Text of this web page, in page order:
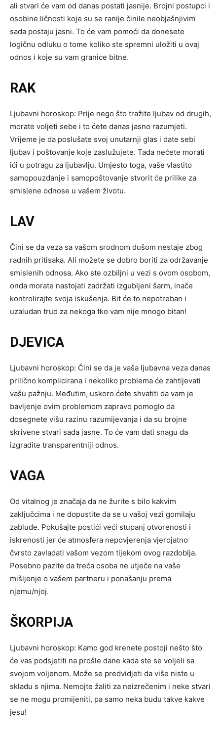
ali stvari će vam od danas postati jasnije. Brojni postupci i
osobine ličnosti koje su se ranije činile neobjašnjivim
sada postaju jasni. To će vam pomoći da donesete
logičnu odluku o tome koliko ste spremni uložiti u ovaj
odnos i koje su vam granice bitne.
RAK
Ljubavni horoskop: Prije nego što tražite ljubav od drugih,
morate voljeti sebe i to ćete danas jasno razumjeti.
Vrijeme je da poslušate svoj unutarnji glas i date sebi
ljubav i poštovanje koje zaslužujete. Tada nećete morati
ići u potragu za ljubavlju. Umjesto toga, vaše vlastito
samopouzdanje i samopoštovanje stvorit će prilike za
smislene odnose u vašem životu.
LAV
Čini se da veza sa vašom srodnom dušom nestaje zbog
radnih pritisaka. Ali možete se dobro boriti za održavanje
smislenih odnosa. Ako ste ozbiljni u vezi s ovom osobom,
onda morate nastojati zadržati izgubljeni šarm, inače
kontrolirajte svoja iskušenja. Bit će to nepotreban i
uzaludan trud za nekoga tko vam nije mnogo bitan!
DJEVICA
Ljubavni horoskop: Čini se da je vaša ljubavna veza danas
prilično komplicirana i nekoliko problema će zahtijevati
vašu pažnju. Međutim, uskoro ćete shvatiti da vam je
bavljenje ovim problemom zapravo pomoglo da
dosegnete višu razinu razumijevanja i da su brojne
skrivene stvari sada jasne. To će vam dati snagu da
izgradite transparentniji odnos.
VAGA
Od vitalnog je značaja da ne žurite s bilo kakvim
zaključcima i ne dopustite da se u vašoj vezi gomilaju
zablude. Pokušajte postići veći stupanj otvorenosti i
iskrenosti jer će atmosfera nepovjerenja vjerojatno
čvrsto zavladati vašom vezom tijekom ovog razdoblja.
Posebno pazite da treća osoba ne utječe na vaše
mišljenje o vašem partneru i ponašanju prema
njemu/njoj.
ŠKORPIJA
Ljubavni horoskop: Kamo god krenete postoji nešto što
će vas podsjetiti na prošle dane kada ste se voljeli sa
svojom voljenom. Može se predvidjeti da više niste u
skladu s njima. Nemojte žaliti za neizrečenim i neke stvari
se ne mogu promijeniti, pa samo neka budu takve kakve
jesu!